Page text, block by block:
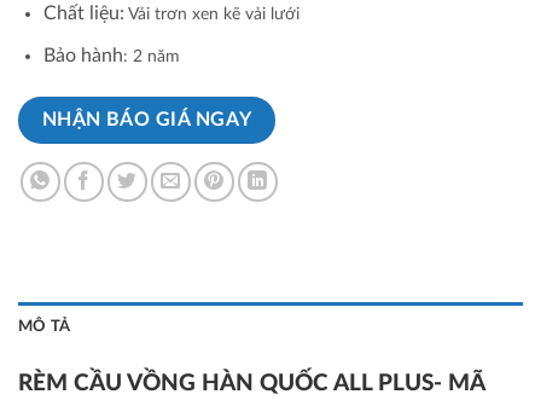
Chất liệu: Vải trơn xen kẽ vải lưới
Bảo hành: 2 năm
NHẬN BÁO GIÁ NGAY
MÔ TẢ
RÈM CẦU VỒNG HÀN QUỐC ALL PLUS- MÃ